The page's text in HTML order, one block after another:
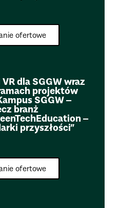
ofertowe
dla SGGW wraz
projektów
SGGW –
branż
–
przyszłości”
ofertowe